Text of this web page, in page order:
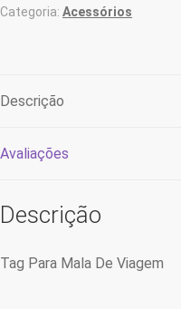
Categoria: Acessórios
Descrição
Avaliações
Descrição
Tag Para Mala De Viagem